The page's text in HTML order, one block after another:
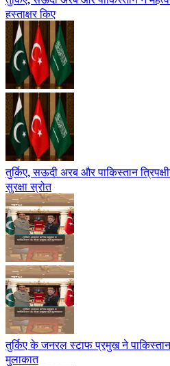
हस्ताक्षर किए
तुर्किए, सऊदी अरब और पाकिस्तान
सुरक्षा स्रोत
तुर्किए के जनरल स्टाफ प्रमुख ने
मुलाकात